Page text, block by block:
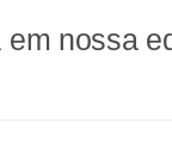
nossa